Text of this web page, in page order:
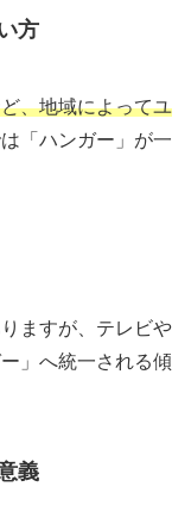
方
、地域によってユ
「ハンガー」が一
ますが、テレビや
」へ統一される傾
義